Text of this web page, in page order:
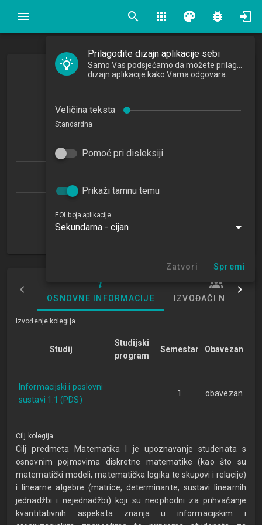
search apps palette bug_report
Matematika 1
Mathematics 1
2019/2020
TO
OSNOVNE INFORMACIJE IZVOĐAČI NASTAVE
Izvođenje kolegija
Studij
Studijski
program
Semestar Obavezan
Informacijski i poslovni
sustavi 1.1 (PDS)
1 obavezan
Cilj kolegija
Cilj predmeta Matematika I je upoznavanje studenata s
osnovnim pojmovima diskretne matematike (kao što su
matematički modeli, matematička logika te skupovi i relacije)
i linearne algebre (matrice, determinante, sustavi linearnih
jednadžbi i nejednadžbi) koji su neophodni za prihvaćanje
kvantitativnih aspekata znanja u informacijskim i
Prilagodite dizajn aplikacije sebi
dizajn aplikacije kako Vama odgovara.
Veličina teksta
Standardna
Pomoć pri disleksiji
Prikaži tamnu temu
FOI boja aplikacije
Sekundarna - cijan
Zatvori Spremi